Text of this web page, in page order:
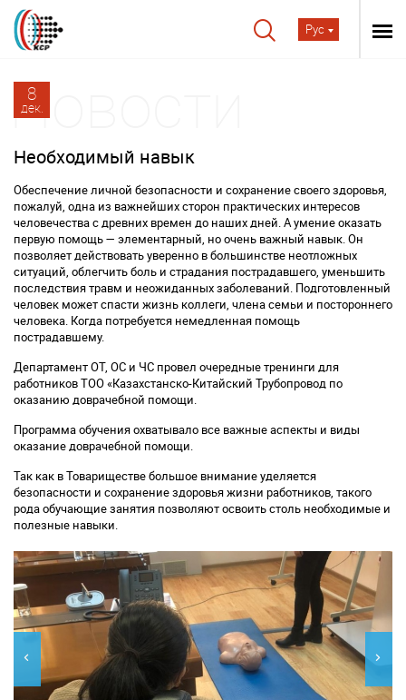
Рус
8
дек.
Необходимый навык
Обеспечение личной безопасности и сохранение своего здоровья,
пожалуй, одна из важнейших сторон практических интересов
человечества с древних времен до наших дней. А умение оказать
первую помощь — элементарный, но очень важный навык. Он
позволяет действовать уверенно в большинстве неотложных
ситуаций, облегчить боль и страдания пострадавшего, уменьшить
последствия травм и неожиданных заболеваний. Подготовленный
человек может спасти жизнь коллеги, члена семьи и постороннего
человека. Когда потребуется немедленная помощь
пострадавшему.
Департамент ОТ, ОС и ЧС провел очередные тренинги для
работников ТОО «Казахстанско-Китайский Трубопровод по
оказанию доврачебной помощи.
Программа обучения охватывало все важные аспекты и виды
оказание доврачебной помощи.
Так как в Товариществе большое внимание уделяется
безопасности и сохранение здоровья жизни работников, такого
рода обучающие занятия позволяют освоить столь необходимые и
полезные навыки.